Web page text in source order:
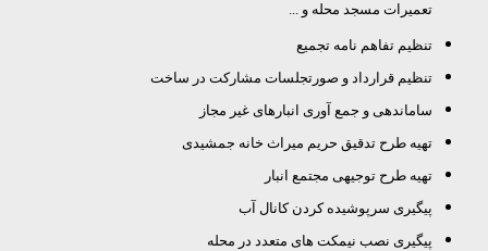
تعمیرات مسجد محله و ...
تنظیم تفاهم نامه تجمیع
تنظیم قرارداد و صورتجلسات مشارکت در ساخت
ساماندهی و جمع آوری انبارهای غیر مجاز
تهیه طرح تدقیق حریم میراث خانه جمشیدی
تهیه طرح توجیهی مجتمع انبار
پیگیری سرپوشیده کردن کانال آب
پیگیری نصب نيمکت های متعدد در محله